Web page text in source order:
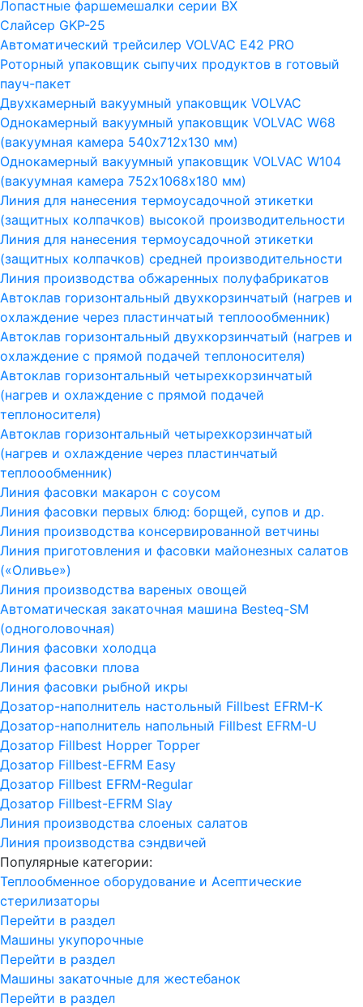
Лопастные фаршемешалки серии ВХ
Слайсер GKP-25
Автоматический трейсилер VOLVAC E42 PRO
Роторный упаковщик сыпучих продуктов в готовый
пауч-пакет
Двухкамерный вакуумный упаковщик VOLVAC
Однокамерный вакуумный упаковщик VOLVAC W68
(вакуумная камера 540х712х130 мм)
Однокамерный вакуумный упаковщик VOLVAC W104
(вакуумная камера 752х1068х180 мм)
Линия для нанесения термоусадочной этикетки
(защитных колпачков) высокой производительности
Линия для нанесения термоусадочной этикетки
(защитных колпачков) средней производительности
Линия производства обжаренных полуфабрикатов
Автоклав горизонтальный двухкорзинчатый (нагрев и
охлаждение через пластинчатый теплоообменник)
Автоклав горизонтальный двухкорзинчатый (нагрев и
охлаждение с прямой подачей теплоносителя)
Автоклав горизонтальный четырехкорзинчатый
(нагрев и охлаждение с прямой подачей
теплоносителя)
Автоклав горизонтальный четырехкорзинчатый
(нагрев и охлаждение через пластинчатый
теплоообменник)
Линия фасовки макарон с соусом
Линия фасовки первых блюд: борщей, супов и др.
Линия производства консервированной ветчины
Линия приготовления и фасовки майонезных салатов
(«Оливье»)
Линия производства вареных овощей
Автоматическая закаточная машина Besteq-SM
(одноголовочная)
Линия фасовки холодца
Линия фасовки плова
Линия фасовки рыбной икры
Дозатор-наполнитель настольный Fillbest EFRM-K
Дозатор-наполнитель напольный Fillbest EFRM-U
Дозатор Fillbest Hopper Topper
Дозатор Fillbest-EFRM Easy
Дозатор Fillbest EFRM-Regular
Дозатор Fillbest-EFRM Slay
Линия производства слоеных салатов
Линия производства сэндвичей
Популярные категории:
Теплообменное оборудование и Асептические
стерилизаторы
Перейти в раздел
Машины укупорочные
Перейти в раздел
Машины закаточные для жестебанок
Перейти в раздел